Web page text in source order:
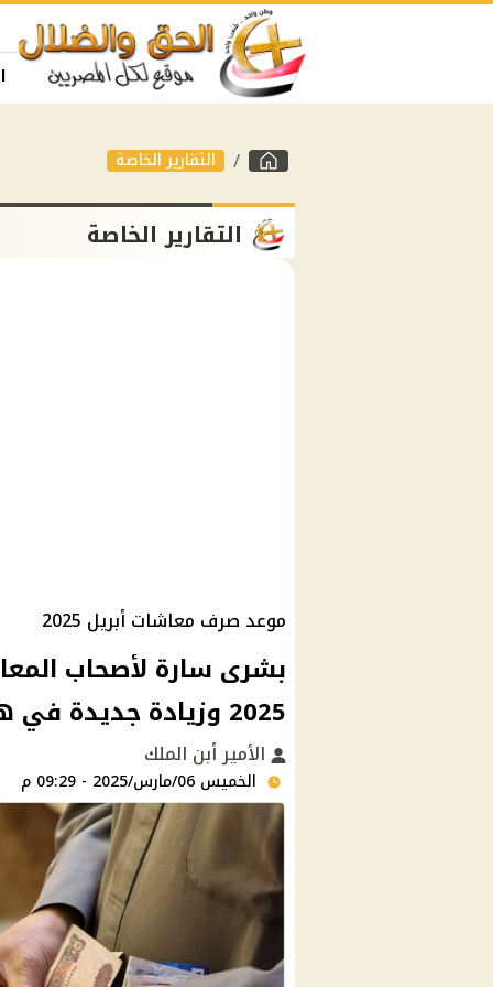
التقارير الخاصة
التقارير الخاصة
موعد صرف معاشات أبريل 2025
بشرى سارة لأصحاب
2025 وزيادة جديدة في هذا التوقيت
الأمير أبن الملك
الخميس 06/مارس/2025 - 09:29 م